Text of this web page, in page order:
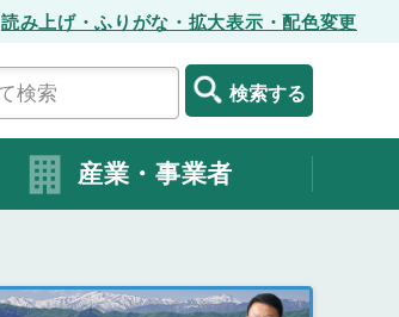
読み上げ・ふりがな・拡大表示・配色変更
検索する
産業・事業者